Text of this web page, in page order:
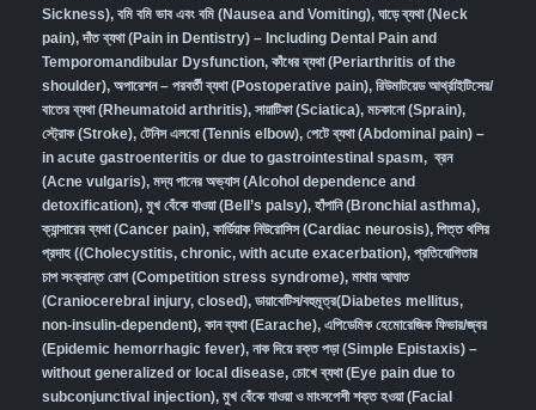
Sickness), বমি বমি ভাব এবং বমি (Nausea and Vomiting), ঘাড়ে ব্যথা (Neck
pain),দাঁত ব্যথা (Pain in Dentistry) – Including Dental Pain and
Temporomandibular Dysfunction, কাঁধের ব্যথা (Periarthritis of the
shoulder), অপারেশন – পরবর্তী ব্যথা (Postoperative pain), রিউমাটয়েড আর্থ্রাইটিসের/
বাতের ব্যথা (Rheumatoid arthritis), সায়াটিকা (Sciatica), মচকানো (Sprain),
স্ট্রোক (Stroke), টেনিস এলবো (Tennis elbow), পেটে ব্যথা (Abdominal pain) –
in acute gastroenteritis or due to gastrointestinal spasm, ব্রন
(Acne vulgaris), মদ্য পানের অভ্যাস (Alcohol dependence and
detoxification), মুখ বেঁকে যাওয়া (Bell’s palsy), হাঁপানি (Bronchial asthma),
ক্যান্সারের ব্যথা (Cancer pain), কার্ডিয়াক নিউরোসিস (Cardiac neurosis), পিত্ত থলির
প্রদাহ ((Cholecystitis, chronic, with acute exacerbation), প্রতিযোগিতার
চাপ সংক্রান্ত রোগ (Competition stress syndrome), মাথার আঘাত
(Craniocerebral injury, closed), ডায়াবেটিস/বহুমূত্র(Diabetes mellitus,
non-insulin-dependent), কান ব্যথা (Earache), এপিডেমিক হেমোরেজিক ফিভার/জ্বর
(Epidemic hemorrhagic fever), নাক দিয়ে রক্ত পড়া (Simple Epistaxis) –
without generalized or local disease, চোখে ব্যথা (Eye pain due to
subconjunctival injection), মুখ বেঁকে যাওয়া ও মাংসপেশী শক্ত হওয়া (Facial